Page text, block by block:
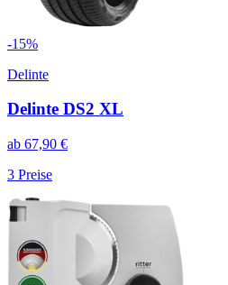
-15%
Delinte
Delinte DS2 XL
ab 67,90 €
3 Preise